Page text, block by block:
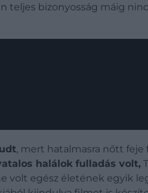
teljes bizonyosság máig
, mert hatalmasra nőtt feje
halálok fulladás volt,
volt egész életének egyik